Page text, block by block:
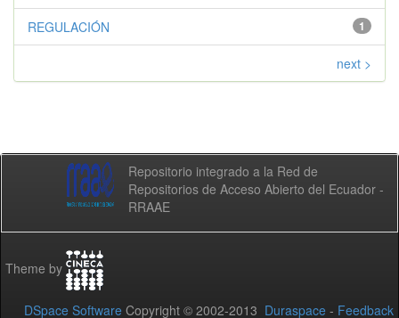
1
REGULACIÓN
next >
Repositorio integrado a la Red de
Repositorios de Acceso Abierto del Ecuador -
RRAAE
Theme by
DSpace Software Copyright © 2002-2013 Duraspace - Feedback